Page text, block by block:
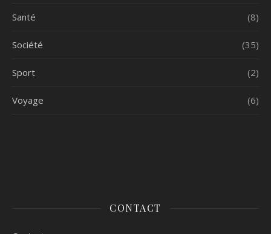
Santé (8)
Société (35)
Sport (2)
Voyage (6)
CONTACT